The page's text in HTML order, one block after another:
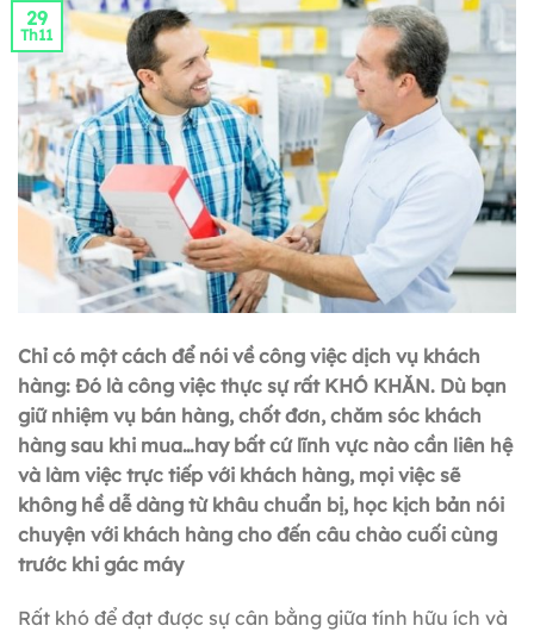
29
Th11
Chỉ có một cách để nói về công việc dịch vụ khách
hàng: Đó là công việc thực sự rất KHÓ KHĂN. Dù bạn
giữ nhiệm vụ bán hàng, chốt đơn, chăm sóc khách
hàng sau khi mua…hay bất cứ lĩnh vực nào cần liên hệ
và làm việc trực tiếp với khách hàng, mọi việc sẽ
không hề dễ dàng từ khâu chuẩn bị, học kịch bản nói
chuyện với khách hàng cho đến câu chào cuối cùng
trước khi gác máy
Rất khó để đạt được sự cân bằng giữa tính hữu ích và